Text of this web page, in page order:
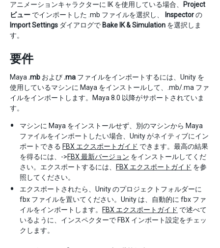
アニメーションキャラクターに IK を使用している場合、
Project
ビュー でインポートした .mb ファイルを選択し、 Inspectorの
Import Settings ダイアログで Bake IK & Simulation を選択しま
す。
要件
Maya .mb および .ma ファイルをインポートするには、Unity を
使用しているマシンに Maya をインストールして、.mb/.ma ファ
イルをインポートします。Maya 8.0 以降がサポートされていま
す。
マシンに Maya をインストールせず、別のマシンから Maya
ファイルをインポートしたい場合、Unity がネイティブにイン
ポートできる FBX エクスポートガイド できます。最高の結果
を得るには、->FBX 最新バージョン をインストールしてくだ
さい。エクスポートするには、
FBX エクスポートガイド を参
照してください。
エクスポートされたら、Unity のプロジェクトフォルダーに
fbx ファイルを置いてください。Unity は、自動的に fbx ファ
イルをインポートします。
FBX エクスポートガイド で述べて
いるように、インスペクターで FBX インポート設定をチェッ
クします。